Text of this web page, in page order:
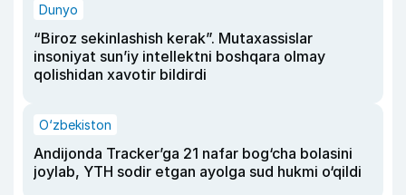
Dunyo
“Biroz sekinlashish kerak”. Mutaxassislar
insoniyat sun’iy intellektni boshqara olmay
qolishidan xavotir bildirdi
O‘zbekiston
Andijonda Tracker’ga 21 nafar bog‘cha bolasini
joylab, YTH sodir etgan ayolga sud hukmi o‘qildi